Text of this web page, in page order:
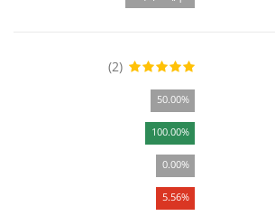
(2)
50.00%
100.00%
0.00%
5.56%